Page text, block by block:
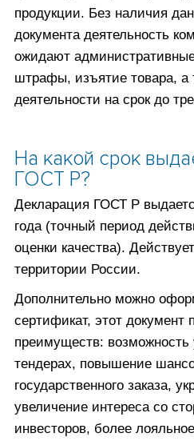
продукции. Без наличия
документа деятельность
ожидают
штрафы, изъятие товара, а
деятельности на срок до
На какой срок
ГОСТ Р?
Декларация ГОСТ Р
года (точный период
оценки качества).
территории России.
Дополнительно можно
сертификат, этот документ
преимуществ: возможность
тендерах, повышение
государственного заказа,
увеличение интереса со
инвесторов, более